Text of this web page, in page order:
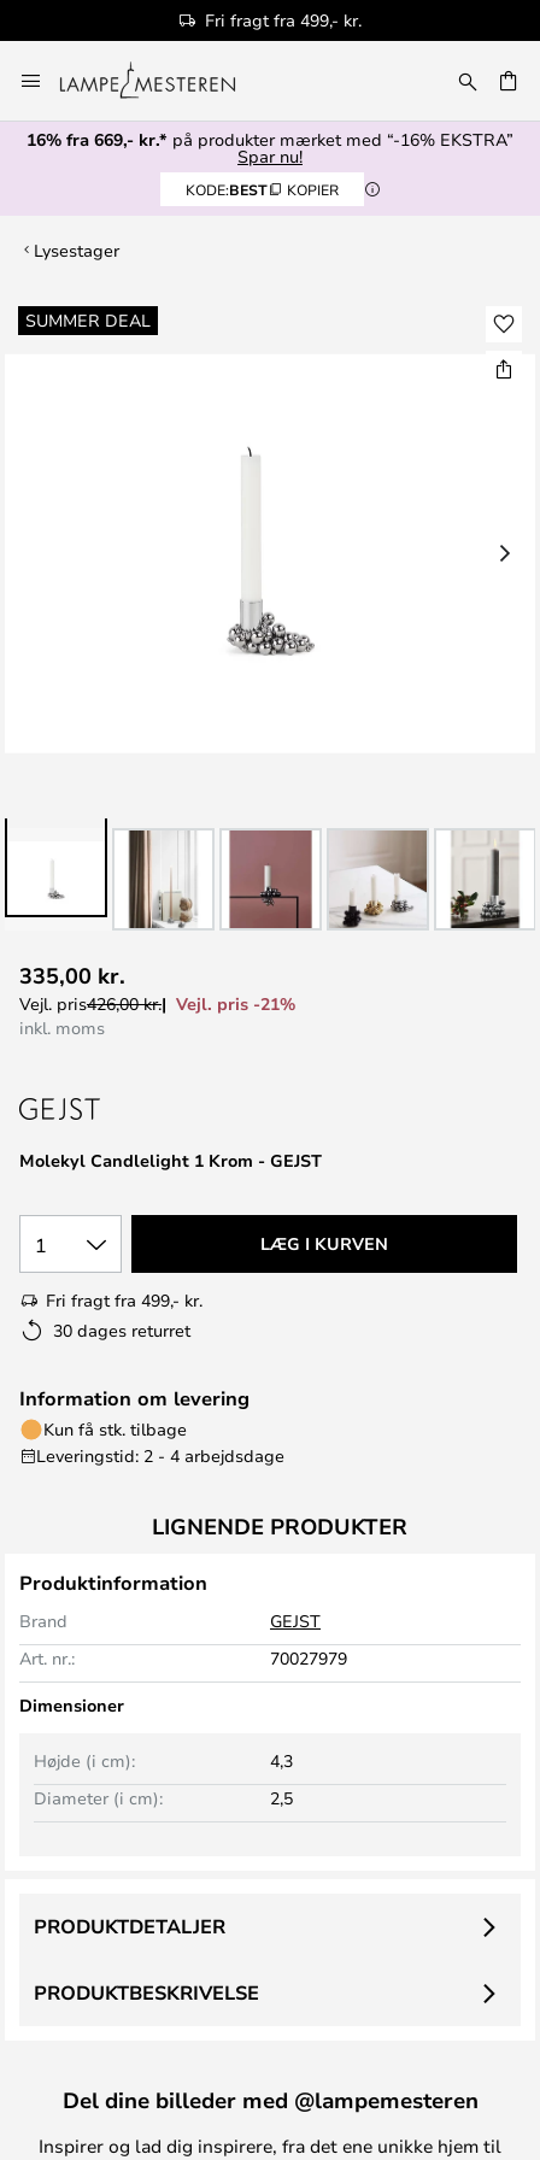
Fri fragt fra 499,- kr.
to
Content
16% fra 669,- kr.* på produkter mærket med “-16% EKSTRA”
Spar nu!
KODE:BEST KOPIER
Lysestager
SUMMER DEAL
Gå
til
til
starten
Molekyl Candlelight 1 Krom - GEJST
335,00 kr.
Vejl. pris426,00 kr.
Vejl. pris -21%
inkl. moms
1 LÆG I KURVEN
Fri fragt fra 499,- kr.
30 dages returret
Information om levering
Kun få stk. tilbage
Leveringstid: 2 - 4 arbejdsdage
LIGNENDE PRODUKTER
Produktinformation
Brand
GEJST
Art. nr.:
70027979
Dimensioner
Højde (i cm):
4,3
Diameter (i cm):
2,5
PRODUKTBESKRIVELSE
PRODUKTDETALJER
Del dine billeder med @lampemesteren
Inspirer og lad dig inspirere, fra det ene unikke hjem til